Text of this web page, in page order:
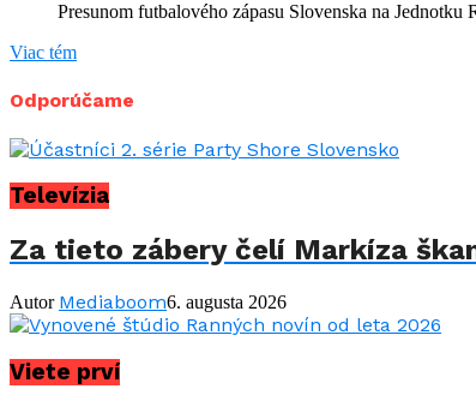
Presunom futbalového zápasu Slovenska na
Viac tém
Odporúčame
Televízia
Za tieto zábery čelí Markíza
Autor Mediaboom6. augusta 2026
Viete prví